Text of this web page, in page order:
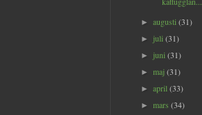
►augusti(31)
► juli(31)
► juni(31)
►maj(31)
►april(33)
►mars(34)